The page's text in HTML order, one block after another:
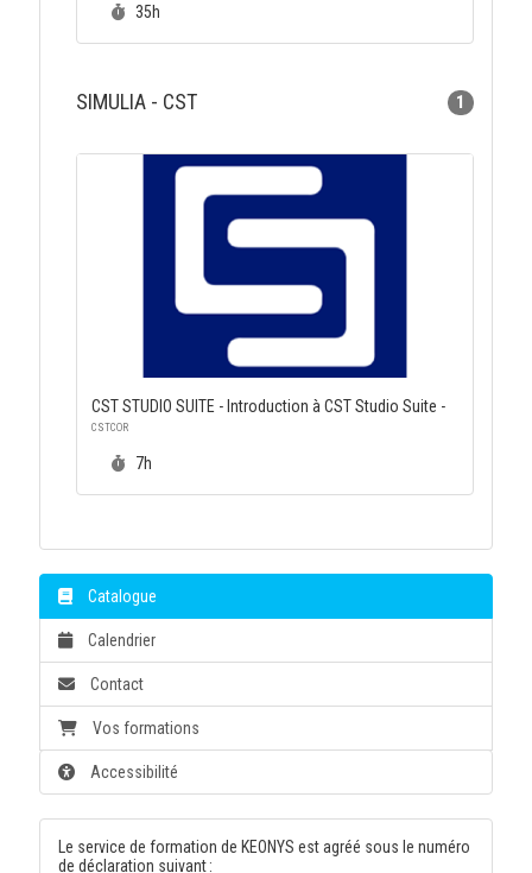
Durée :
35h
SIMULIA - CST 1
CST STUDIO SUITE - Introduction à CST Studio Suite -
CSTCOR
Durée :
7h
Catalogue
Calendrier
Contact
Vos formations
Accessibilité
Le service de formation de KEONYS est agréé sous le numéro
de déclaration suivant :